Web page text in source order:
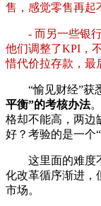
售，感觉零售再起
- 而另一些银
他们调整了KPI，
惜代价拉存款，最
“愉见财经”获
平衡”的考核办法
格却不能高，两边
好？考验的是一个
这里面的难度
化改革循序渐进，
市场。